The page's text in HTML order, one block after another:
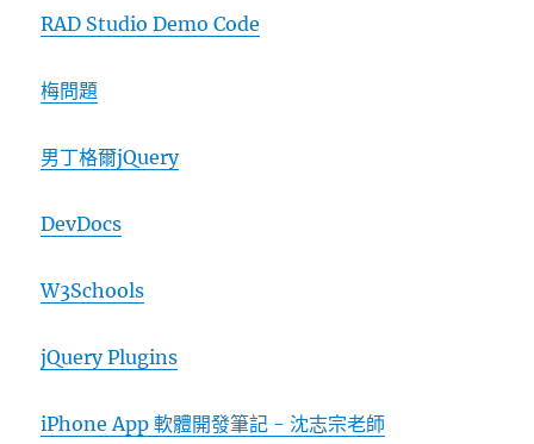
RAD Studio Demo Code
梅問題
男丁格爾jQuery
DevDocs
W3Schools
jQuery Plugins
iPhone App 軟體開發筆記 - 沈志宗老師